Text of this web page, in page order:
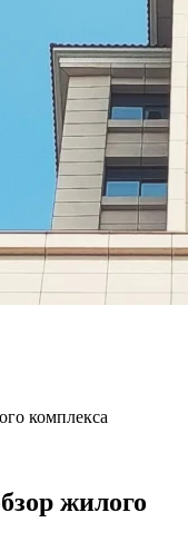
комплекса
жилого